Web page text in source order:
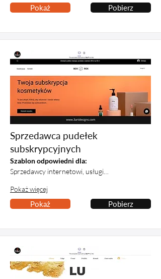
Pokaż Pobierz
Sprzedawca pudełek
subskrypcyjnych
Szablon odpowiedni dla:
Sprzedawcy internetowi, usługi…
Pokaż więcej
Pokaż Pobierz